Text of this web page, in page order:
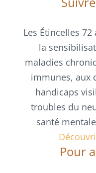
Les Étincelles
la
maladies
immunes, aux
handicaps
troubles du
santé
Pour